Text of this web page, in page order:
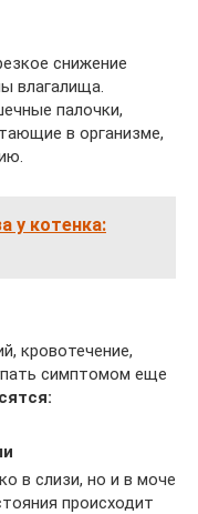
снижение
влагалища.
палочки,
в организме,
у котенка:
кровотечение,
симптомом еще
в слизи, но и в моче
происходит